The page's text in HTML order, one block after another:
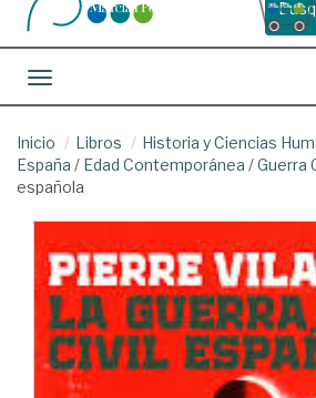
Toggle navigation
Inicio Libros Historia y Ciencias
España / Edad Contemporánea /Guerra
española